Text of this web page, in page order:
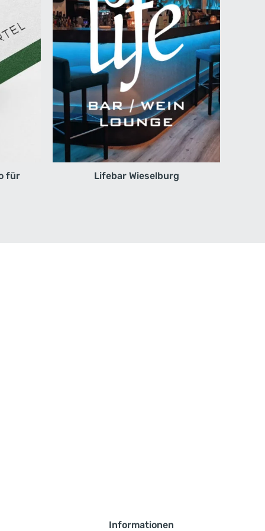
für Lifebar Wieselburg
Informationen